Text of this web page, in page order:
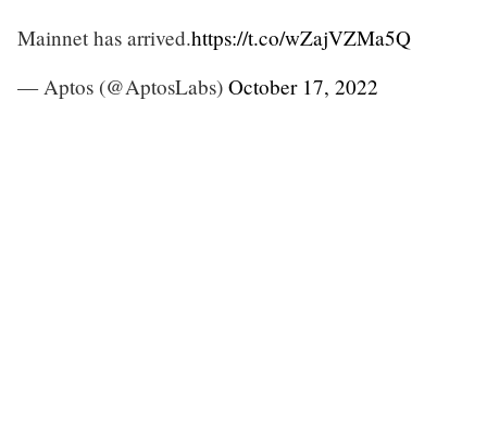
Mainnet has arrived.https://t.co/wZajVZMa5Q
— Aptos (@AptosLabs) October 17, 2022